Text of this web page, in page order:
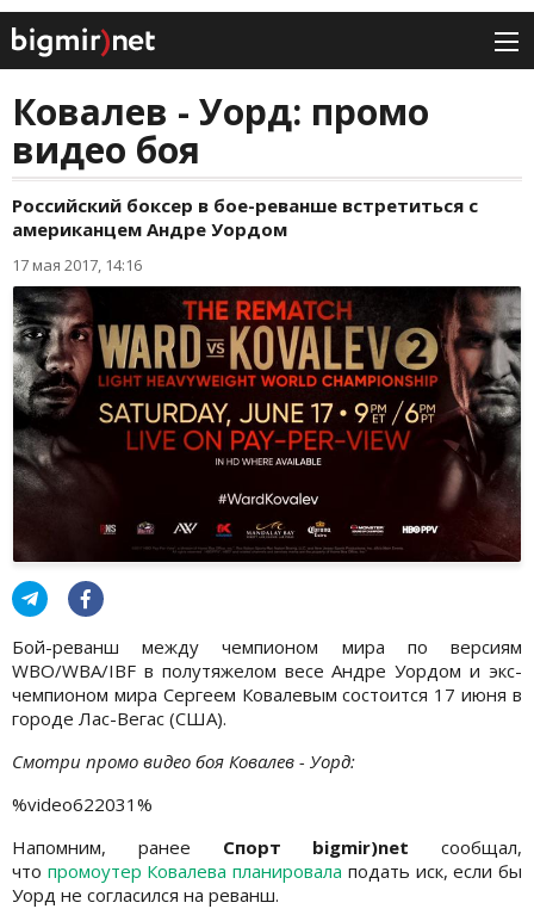
Ковалев - Уорд: промо
видео боя
Российский боксер в бое-реванше встретиться с
американцем Андре Уордом
17 мая 2017, 14:16
Бой-реванш между чемпионом мира по версиям
WBO/WBA/IBF в полутяжелом весе Андре Уордом и экс-
чемпионом мира Сергеем Ковалевым состоится 17 июня в
городе Лас-Вегас (США).
Смотри промо видео боя Ковалев - Уорд:
%video622031%
Напомним, ранее Спорт bigmir)net сообщал,
что промоутер Ковалева планировала подать иск, если бы
Уорд не согласился на реванш.